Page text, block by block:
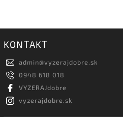
KONTAKT
admin@vyzerajdobre.sk
0948 618 018
VYZERAJdobre
vyzerajdobre.sk